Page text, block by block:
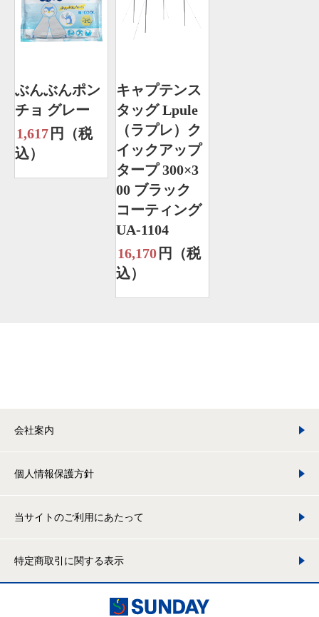
ぶんぶんポン
チョ グレー
1,617 円（税
込）
キャプテンス
タッグ Lpule
（ラプレ）ク
イックアップ
タープ 300×3
00 ブラック
コーティング
UA-1104
16,170 円（税
込）
会社案内
個人情報保護方針
当サイトのご利用にあたって
特定商取引に関する表示